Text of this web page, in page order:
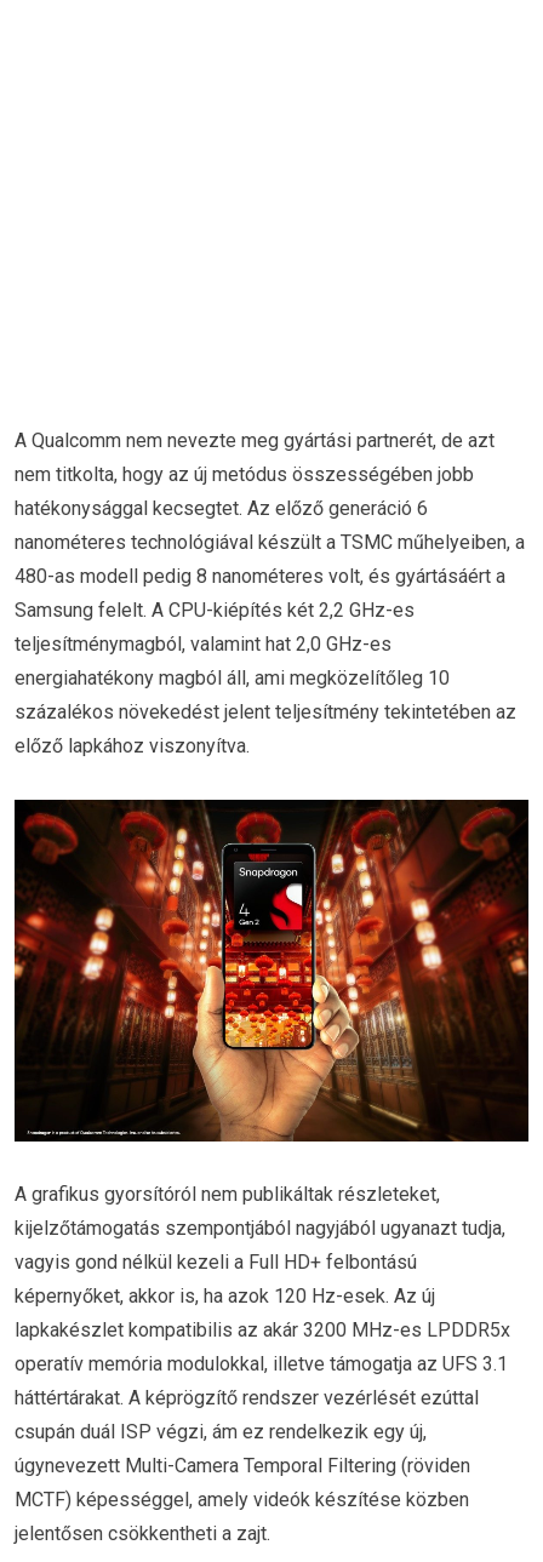
A Qualcomm nem nevezte meg gyártási partnerét, de azt
nem titkolta, hogy az új metódus összességében jobb
hatékonysággal kecsegtet. Az előző generáció 6
nanométeres technológiával készült a TSMC műhelyeiben, a
480-as modell pedig 8 nanométeres volt, és gyártásáért a
Samsung felelt. A CPU-kiépítés két 2,2 GHz-es
teljesítménymagból, valamint hat 2,0 GHz-es
energiahatékony magból áll, ami megközelítőleg 10
százalékos növekedést jelent teljesítmény tekintetében az
előző lapkához viszonyítva.
A grafikus gyorsítóról nem publikáltak részleteket,
kijelzőtámogatás szempontjából nagyjából ugyanazt tudja,
vagyis gond nélkül kezeli a Full HD+ felbontású
képernyőket, akkor is, ha azok 120 Hz-esek. Az új
lapkakészlet kompatibilis az akár 3200 MHz-es LPDDR5x
operatív memória modulokkal, illetve támogatja az UFS 3.1
háttértárakat. A képrögzítő rendszer vezérlését ezúttal
csupán duál ISP végzi, ám ez rendelkezik egy új,
úgynevezett Multi-Camera Temporal Filtering (röviden
MCTF) képességgel, amely videók készítése közben
jelentősen csökkentheti a zajt.